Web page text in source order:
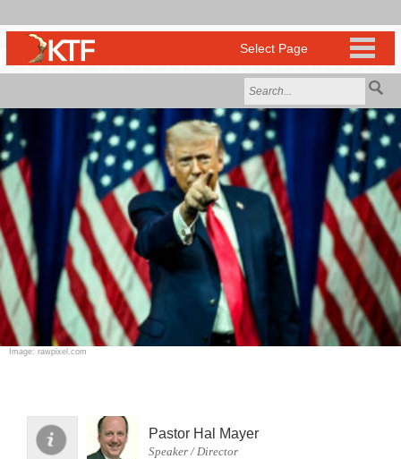
Image: rawpixel.com
Pastor Hal Mayer
Speaker / Director